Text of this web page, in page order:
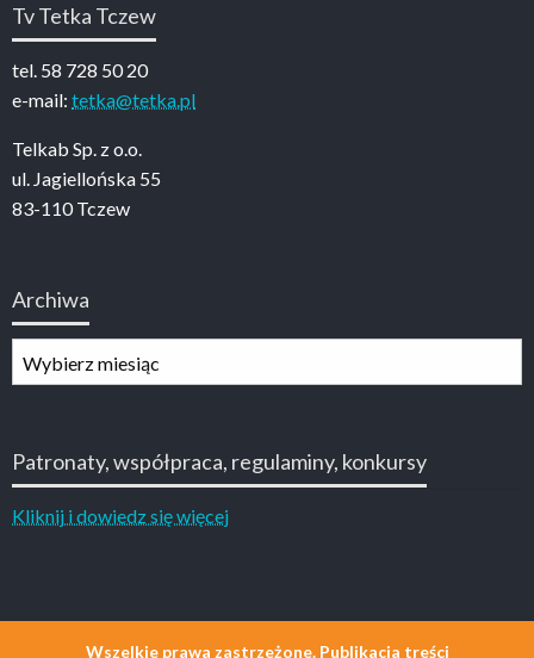
Tv Tetka Tczew
tel. 58 728 50 20
e-mail: tetka@tetka.pl
Telkab Sp. z o.o.
ul. Jagiellońska 55
83-110 Tczew
Archiwa
Patronaty, współpraca, regulaminy, konkursy
Kliknij i dowiedz się więcej
Wszelkie prawa zastrzeżone. Publikacja treści